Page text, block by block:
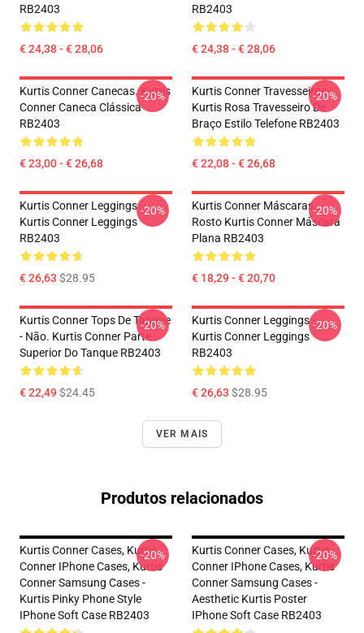
RB2403
€ 24,38 - € 28,06
RB2403
€ 24,38 - € 28,06
Kurtis Conner Canecas. Kurtis
Conner Caneca Clássica
RB2403
€ 23,00 - € 26,68
-20%
Kurtis Conner Travesseiros -
Kurtis Rosa Travesseiro De
Braço Estilo Telefone RB2403
€ 22,08 - € 26,68
-20%
Kurtis Conner Leggings -
Kurtis Conner Leggings
RB2403
€ 26,63 $28.95
-20%
Kurtis Conner Máscaras
Rosto Kurtis Conner Máscara
Plana RB2403
€ 18,29 - € 20,70
-20%
Kurtis Conner Tops De Tanque
- Não. Kurtis Conner Parte
Superior Do Tanque RB2403
€ 22,49$24.45
-20%
Kurtis Conner Leggings -
Kurtis Conner Leggings
RB2403
€ 26,63 $28.95
-20%
VER MAIS
Produtos relacionados
Kurtis Conner Cases, Kurtis
Conner IPhone Cases, Kurtis
Conner Samsung Cases -
Kurtis Pinky Phone Style
IPhone Soft Case RB2403
-20%
Kurtis Conner Cases, Kurtis
Conner IPhone Cases, Kurtis
Conner Samsung Cases -
Aesthetic Kurtis Poster
IPhone Soft Case RB2403
-20%